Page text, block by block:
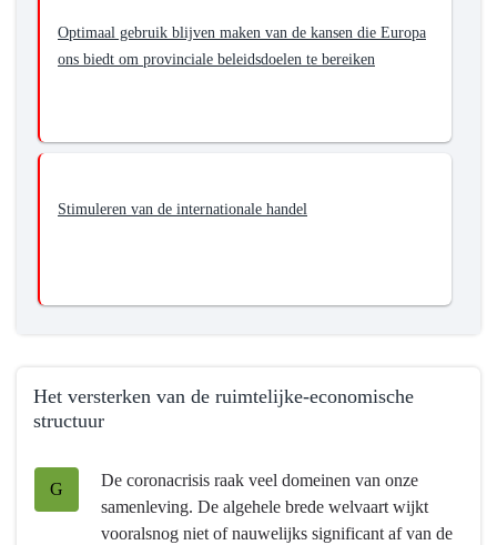
Optimaal gebruik blijven maken van de kansen die Europa
ons biedt om provinciale beleidsdoelen te bereiken
Stimuleren van de internationale handel
Het versterken van de ruimtelijke-economische
structuur
navigatie
G
De coronacrisis raak veel domeinen van onze
samenleving. De algehele brede welvaart wijkt
vooralsnog niet of nauwelijks significant af van de